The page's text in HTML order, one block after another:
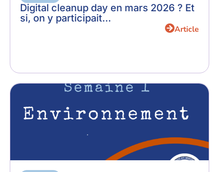
Digital cleanup day en mars 2026 ? Et
si, on y participait…
Article